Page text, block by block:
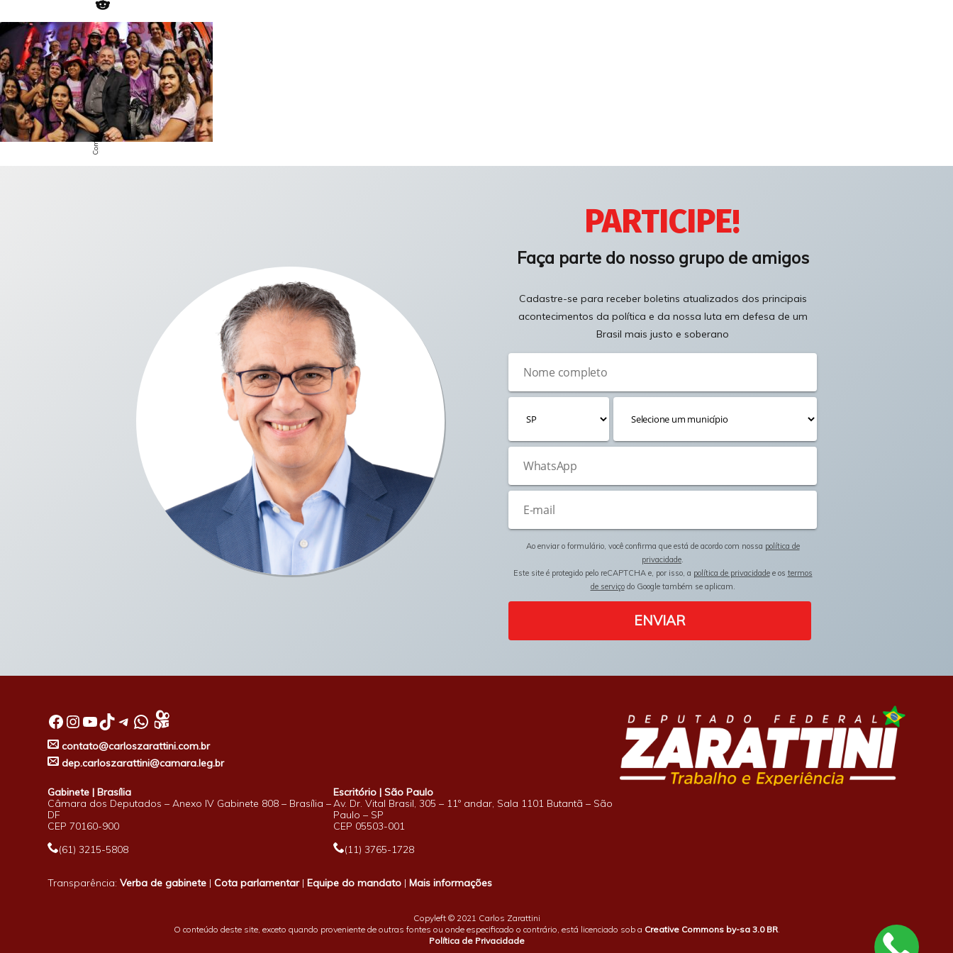
PARTICIPE!
Faça parte do nosso grupo de amigos
Cadastre-se para receber boletins atualizados dos principais
acontecimentos da política e da nossa luta em defesa de um
Brasil mais justo e soberano
Ao enviar o formulário, você confirma que está de acordo com nossa política de
privacidade
Este site é protegido pelo reCAPTCHA e, por isso, a política de privacidadee os termos
de serviçodo Google também se aplicam.
ENVIAR
Facebook InstagramYoutube TikTok Telegram WhatsApp
contato@carloszarattini.com.br
dep.carloszarattini@camara.leg.br
Gabinete | Brasília
Câmara dos Deputados – Anexo IV Gabinete 808 – Brasília –
DF
CEP 70160-900
(61) 3215-5808
Escritório | São Paulo
Av. Dr. Vital Brasil, 305 – 11º andar, Sala 1101 Butantã – São
Paulo – SP
CEP 05503-001
(11) 3765-1728
Transparência:Verba de gabinete |Cota parlamentar|Equipe do mandato |Mais informações
Copyleft © 2021 Carlos Zarattini
O conteúdo deste site, exceto quando proveniente de outras fontes ou onde especificado o contrário, está licenciado sob a Creative Commons by-sa 3.0 BR.
Política de Privacidade